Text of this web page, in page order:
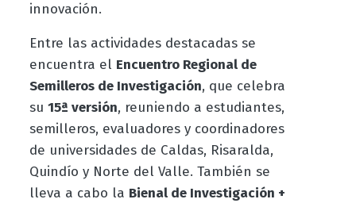
innovación.
Entre las actividades destacadas se
encuentra el Encuentro Regional de
Semilleros de Investigación, que celebra
su 15ª versión, reuniendo a estudiantes,
semilleros, evaluadores y coordinadores
de universidades de Caldas, Risaralda,
Quindío y Norte del Valle. También se
lleva a cabo la Bienal de Investigación +